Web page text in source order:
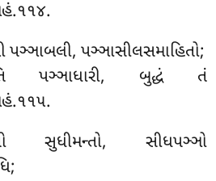
પઞ્ઞાબલી, પઞ્ઞાસીલસમાહિતો;
પઞ્ઞાધારી, બુદ્ધં તં
સુધીમન્તો, સીધપઞ્ઞો